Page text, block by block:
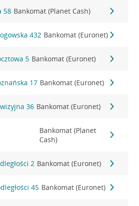
58 Bankomat (Planet Cash)
432 Bankomat (Euronet)
5 Bankomat (Euronet)
17 Bankomat (Euronet)
36 Bankomat (Euronet)
Bankomat (Planet
Cash)
2 Bankomat (Euronet)
45 Bankomat (Euronet)